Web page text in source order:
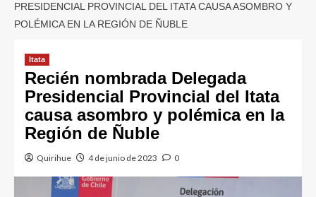
PRESIDENCIAL PROVINCIAL DEL ITATA CAUSA ASOMBRO Y
POLÉMICA EN LA REGIÓN DE ÑUBLE
Itata
Recién nombrada Delegada
Presidencial Provincial del Itata
causa asombro y polémica en la
Región de Ñuble
Quirihue 4 de junio de 2023 0